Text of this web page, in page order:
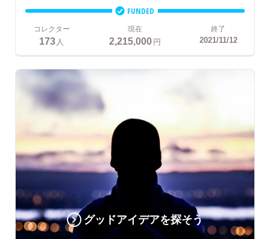
FUNDED
コレクター
173人
現在
2,215,000円
終了
2021/11/12
グッドアイデアを探そう